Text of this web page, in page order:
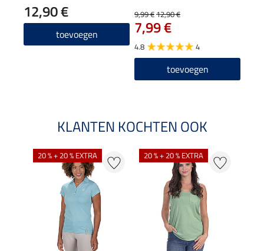
12,90 €
toevoegen
9,99 €12,90 €
7,99 €
4.8 4
toevoegen
KLANTEN KOCHTEN OOK
20 % + 20 % EXTRA 20 % + 20 % EXTRA